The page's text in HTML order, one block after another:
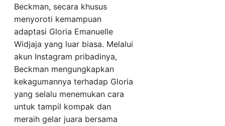
Beckman, secara khusus
menyoroti kemampuan
adaptasi Gloria Emanuelle
Widjaja yang luar biasa. Melalui
akun Instagram pribadinya,
Beckman mengungkapkan
kekagumannya terhadap Gloria
yang selalu menemukan cara
untuk tampil kompak dan
meraih gelar juara bersama